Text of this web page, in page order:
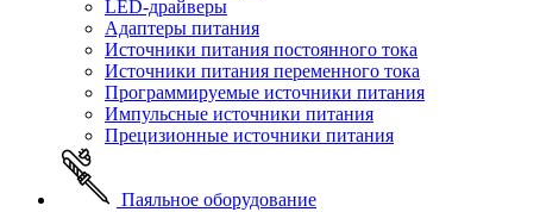
LED-драйверы
Адаптеры питания
Источники питания постоянного тока
Источники питания переменного тока
Программируемые источники питания
Импульсные источники питания
Прецизионные источники питания
Паяльное оборудование